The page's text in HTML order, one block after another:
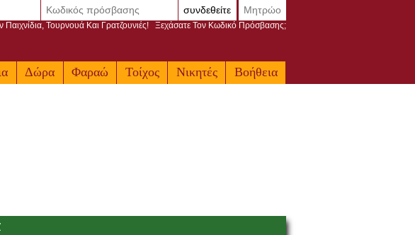
Δώρα Φαραώ Τοίχος Νικητές Βοήθεια
συνδεθείτε Μητρώο
Τουρνουά Και Γρατζουνιές! Ξεχάσατε Τον Κωδικό Πρόσβασης;